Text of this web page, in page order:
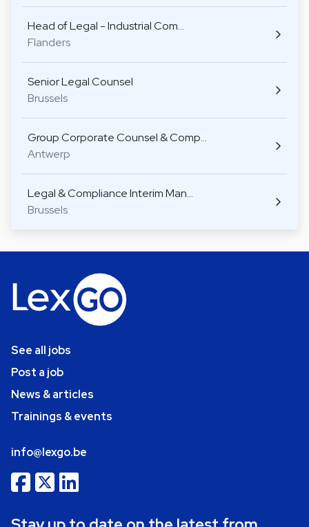
Head of Legal - Industrial Com…
Flanders
Senior Legal Counsel
Brussels
Group Corporate Counsel & Comp…
Antwerp
Legal & Compliance Interim Man…
Brussels
See all jobs
Post a job
News & articles
Trainings & events
info@lexgo.be